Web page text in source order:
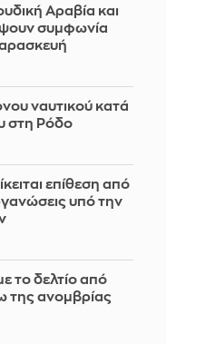
Αραβία και
συμφωνία
ναυτικού κατά
στη Ρόδο
επίθεση από
υπό την
το δελτίο από
της ανομβρίας